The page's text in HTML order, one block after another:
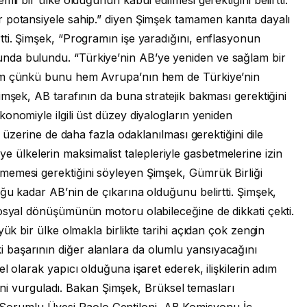
sahip.” diyen Şimşek tamamen kanıta dayalı
Şimşek, “Programın işe yaradığını, enflasyonun
bulundu. “Türkiye’nin AB’ye yeniden ve sağlam bir
çünkü bunu hem Avrupa’nın hem de Türkiye’nin
AB tarafının da buna stratejik bakması gerektiğini
ilgili üst düzey diyalogların yeniden
de daha fazla odaklanılması gerektiğini dile
ülkelerin maksimalist talepleriyle gasbetmelerine izin
gerektiğini söyleyen Şimşek, Gümrük Birliği
kadar AB’nin de çıkarına olduğunu belirtti. Şimşek,
dönüşümünün motoru olabileceğine de dikkati çekti.
bir ülke olmakla birlikte tarihi açıdan çok zengin
diğer alanlara da olumlu yansıyacağını
olarak yapıcı olduğuna işaret ederek, ilişkilerin adım
vurguladı. Bakan Şimşek, Brüksel temasları